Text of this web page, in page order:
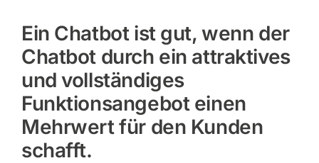
Ein Chatbot ist gut, wenn der
Chatbot durch ein attraktives
und vollständiges
Funktionsangebot einen
Mehrwert für den Kunden
schafft.